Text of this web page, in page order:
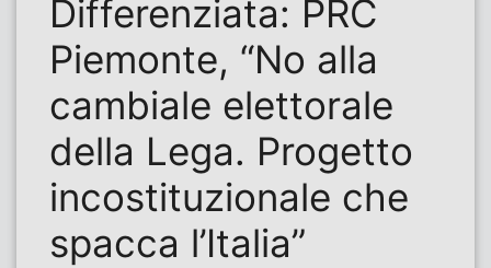
Differenziata: PRC
Piemonte, “No alla
cambiale elettorale
della Lega. Progetto
incostituzionale che
spacca l’Italia”